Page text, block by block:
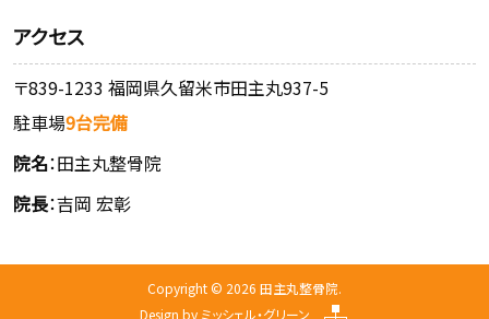
アクセス
〒839-1233 福岡県久留米市田主丸937-5
駐車場9台完備
院名：田主丸整骨院
院長：吉岡 宏彰
Copyright © 2026 田主丸整骨院.
Design by ミッシェル・グリーン